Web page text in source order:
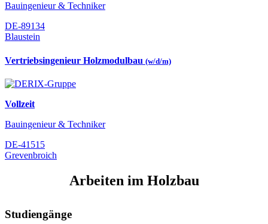
Bauingenieur & Techniker
DE-89134
Blaustein
Vertriebsingenieur Holzmodulbau (w/d/m)
Vollzeit
Bauingenieur & Techniker
DE-41515
Grevenbroich
Arbeiten im Holzbau
Studiengänge